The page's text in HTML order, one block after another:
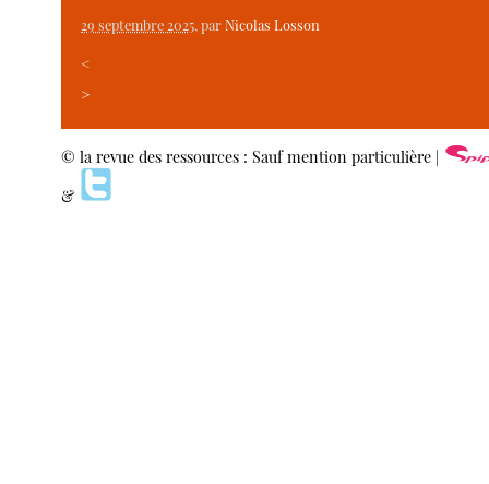
29 septembre 2025, parNicolas Losson
<
>
© la revue des ressources : Sauf mention particulière |
&